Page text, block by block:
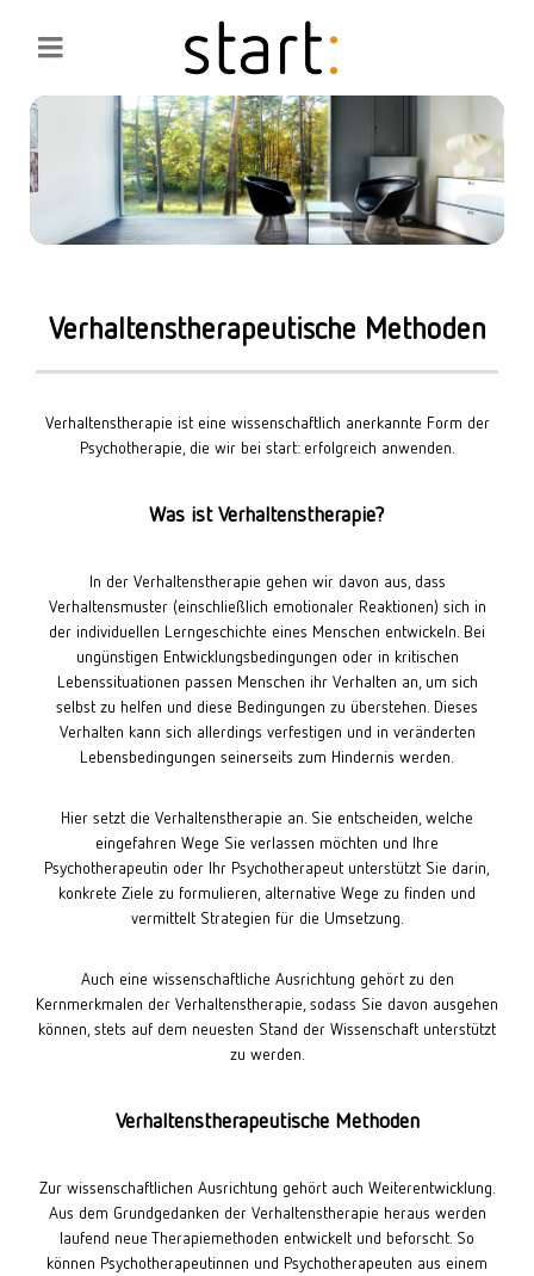
Verhaltenstherapeutische Methoden
Verhaltenstherapie ist eine wissenschaftlich anerkannte Form der
Psychotherapie, die wir bei start: erfolgreich anwenden.
Was ist Verhaltenstherapie?
In der Verhaltenstherapie gehen wir davon aus, dass
Verhaltensmuster (einschließlich emotionaler Reaktionen) sich in
der individuellen Lerngeschichte eines Menschen entwickeln. Bei
ungünstigen Entwicklungsbedingungen oder in kritischen
Lebenssituationen passen Menschen ihr Verhalten an, um sich
selbst zu helfen und diese Bedingungen zu überstehen. Dieses
Verhalten kann sich allerdings verfestigen und in veränderten
Lebensbedingungen seinerseits zum Hindernis werden.
Hier setzt die Verhaltenstherapie an. Sie entscheiden, welche
eingefahren Wege Sie verlassen möchten und Ihre
Psychotherapeutin oder Ihr Psychotherapeut unterstützt Sie darin,
konkrete Ziele zu formulieren, alternative Wege zu finden und
vermittelt Strategien für die Umsetzung.
Auch eine wissenschaftliche Ausrichtung gehört zu den
Kernmerkmalen der Verhaltenstherapie, sodass Sie davon ausgehen
können, stets auf dem neuesten Stand der Wissenschaft unterstützt
zu werden.
Verhaltenstherapeutische Methoden
Zur wissenschaftlichen Ausrichtung gehört auch Weiterentwicklung.
Aus dem Grundgedanken der Verhaltenstherapie heraus werden
laufend neue Therapiemethoden entwickelt und beforscht. So
können Psychotherapeutinnen und Psychotherapeuten aus einem